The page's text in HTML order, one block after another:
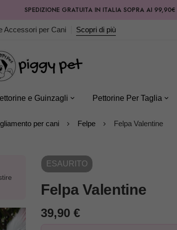
SPEDIZIONE GRATUITA IN ITALIA SOPRA AI 99,90€
Accessori per Cani Scopri di più
e Guinzagli Pettorine Per Taglia
per cani Felpe Felpa Valentine
ESAURITO
Felpa Valentine
39,90 €